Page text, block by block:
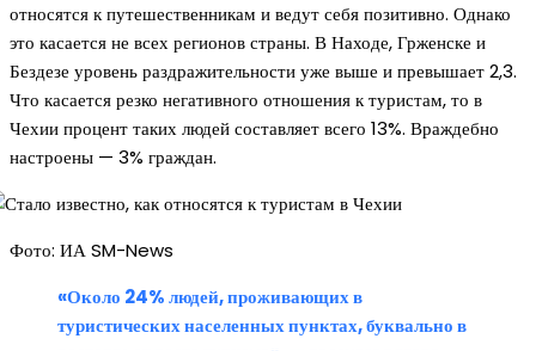
относятся к путешественникам и ведут себя позитивно. Однако
это касается не всех регионов страны. В Находе, Грженске и
Бездезе уровень раздражительности уже выше и превышает 2,3.
Что касается резко негативного отношения к туристам, то в
Чехии процент таких людей составляет всего 13%. Враждебно
настроены — 3% граждан.
Фото: ИА SM-News
«Около 24% людей, проживающих в
туристических населенных пунктах, буквально в